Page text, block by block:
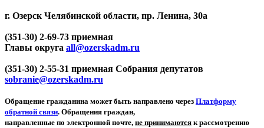
г. Озерск Челябинской области, пр. Ленина, 30а
(351-30) 2-69-73 приемная
Главы округа all@ozerskadm.ru
(351-30) 2-55-31 приемная Собрания депутатов
sobranie@ozerskadm.ru
Обращение гражданина может быть направлено через Платформу
обратной связи. Обращения граждан,
направленные по электронной почте, не принимаются к рассмотрению